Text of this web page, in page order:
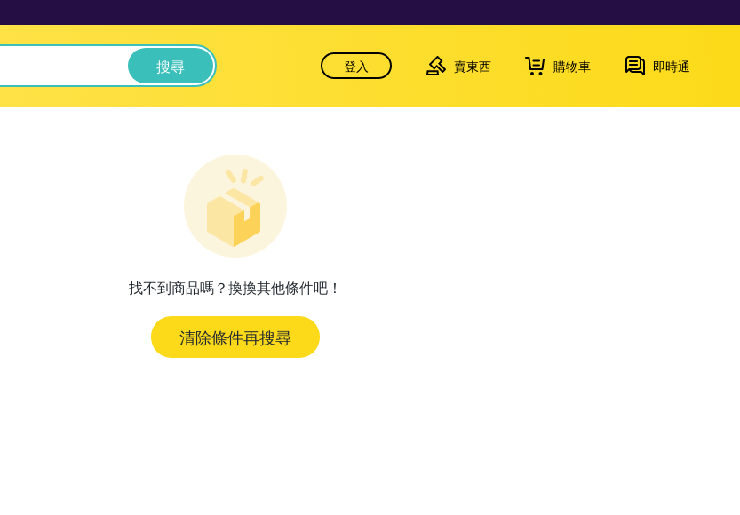
搜尋 登入 賣東西 購物車 即時通
找不到商品嗎？換換其他條件吧！
清除條件再搜尋